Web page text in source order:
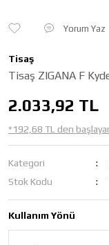
Yorum Yaz
Tisaş
Tisaş ZIGANA F
2.033,92 TL
*192,68 TL den
Kategori
Stok Kodu
Kullanım Yönü